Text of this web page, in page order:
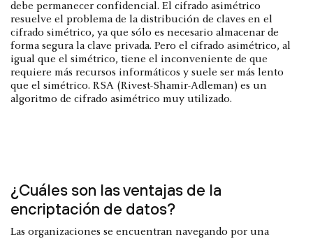
debe permanecer confidencial. El cifrado asimétrico
resuelve el problema de la distribución de claves en el
cifrado simétrico, ya que sólo es necesario almacenar de
forma segura la clave privada. Pero el cifrado asimétrico, al
igual que el simétrico, tiene el inconveniente de que
requiere más recursos informáticos y suele ser más lento
que el simétrico. RSA (Rivest-Shamir-Adleman) es un
algoritmo de cifrado asimétrico muy utilizado.
¿Cuáles son las ventajas de la
encriptación de datos?
Las organizaciones se encuentran navegando por una